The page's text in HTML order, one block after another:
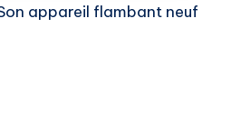
appareil flambant neuf